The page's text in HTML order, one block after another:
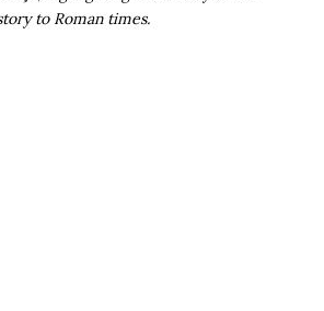
to Roman times.